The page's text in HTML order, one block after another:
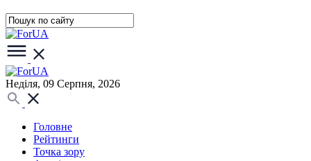
Неділя, 09 Серпня, 2026
Головне
Рейтинги
Точка зору